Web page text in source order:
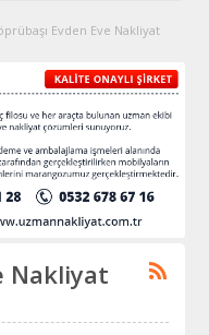
Evden Eve Nakliyat
Nakliyat